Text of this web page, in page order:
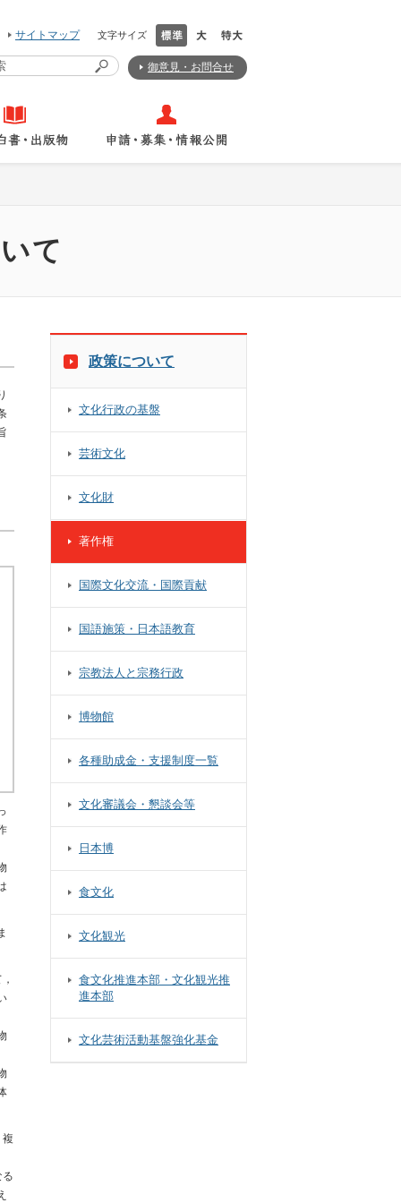
サイトマップ 文字サイズ
御意見・お問合せ
て
政策について
文化行政の基盤
芸術文化
文化財
著作権
国際文化交流・国際貢献
国語施策・日本語教育
宗教法人と宗務行政
博物館
各種助成金・支援制度一覧
文化審議会・懇談会等
日本博
食文化
文化観光
食文化推進本部・文化観光推
進本部
文化芸術活動基盤強化基金